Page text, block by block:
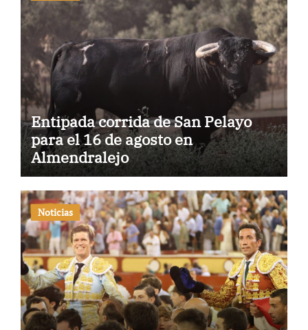
Entipada corrida de San Pelayo
para el 16 de agosto en
Almendralejo
Noticias